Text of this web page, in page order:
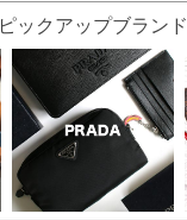
ピックアップブランド